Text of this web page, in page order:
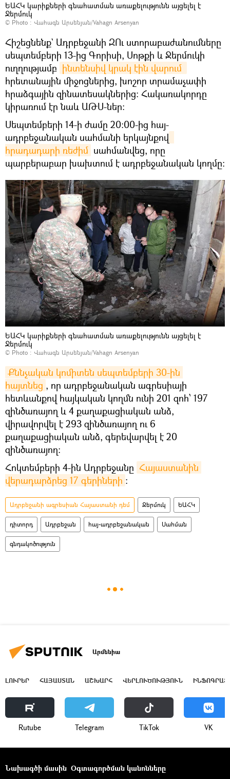
ԵԱՀԿ կարիքների գնահատման առաքելությունն այցելել է
Ջերմուկ
© Photo : Վահագն Արսենյան/Vahagn Arsenyan
Հիշեցնենք` Ադրբեջանի ԶՈւ ստորաբաժանումները
սեպտեմբերի 13-ից Գորիսի, Սոթքի և Ջերմուկի
ուղղությամբ
հրետանային միջոցներից, խոշոր տրամաչափի
հրաձգային զինատեսակներից։ Հակառակորդը
կիրառում էր նաև ԱԹՍ-ներ:
Սեպտեմբերի 14-ի ժամը 20։00-ից հայ-
ադրբեջանական սահմանի երկայնքով
հրադադարի ռեժիմ սահմանվեց, որը
պարբերաբար խախտում է ադրբեջանական կողմը։
ԵԱՀԿ կարիքների գնահատման առաքելությունն այցելել է
Ջերմուկ
© Photo : Վահագն Արսենյան/Vahagn Arsenyan
Քննչական կոմիտեն սեպտեմբերի 30-ին
հայտնեց , որ ադրբեջանական ագրեսիայի
հետևանքով հայկական կողմն ունի 201 զոհ՝ 197
զինծառայող և 4 քաղաքացիական անձ,
վիրավորվել է 293 զինծառայող ու 6
քաղաքացիական անձ, գերեվարվել է 20
զինծառայող:
Հոկտեմբերի 4-ին Ադրբեջանը Հայաստանին
վերադարձրեց 17 գերիների ։
Ադրբեջանի ագրեսիան Հայաստանի դեմ Ջերմուկ ԵԱՀԿ
դիտորդ Ադրբեջան հայ-ադրբեջանական Սահման
գնդակոծություն
Արմենիա
ԼՈՒՐԵՐ ՀԱՅԱՍՏԱՆ ԱՇԽԱՐՀ ՎԵՐԼՈՒԾՈՒԹՅՈՒՆ
Rutube Telegram ТikТоk VK
Նախագծի մասին Օգտագործման կանոնները